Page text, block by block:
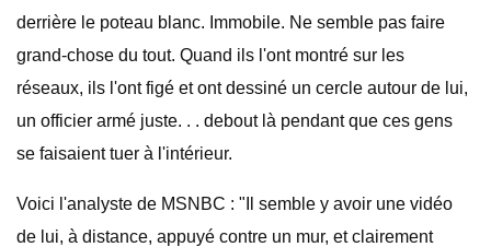
derrière le poteau blanc. Immobile. Ne semble pas faire
grand-chose du tout. Quand ils l'ont montré sur les
réseaux, ils l'ont figé et ont dessiné un cercle autour de lui,
un officier armé juste. . . debout là pendant que ces gens
se faisaient tuer à l'intérieur.
Voici l'analyste de MSNBC : "Il semble y avoir une vidéo
de lui, à distance, appuyé contre un mur, et clairement